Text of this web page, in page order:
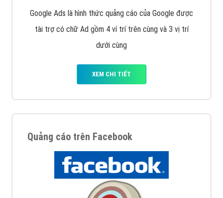
Google Ads là hình thức quảng cáo của Google được
tài trợ có chữ Ad gồm 4 ví trí trên cùng và 3 vị trí
dưới cùng
XEM CHI TIẾT
Quảng cáo trên Facebook